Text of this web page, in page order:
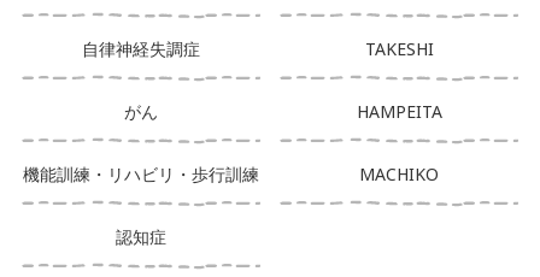
自律神経失調症
がん
機能訓練・リハビリ・歩行訓練
認知症
TAKESHI
HAMPEITA
MACHIKO